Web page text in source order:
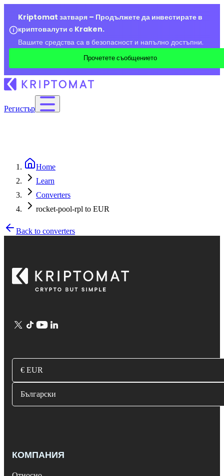
Kriptomat затваря – Продължете да инвестирате в
криптовалути с Kraken.
Вашите средства са в безопасност и напълно достъпни.
Прочетете съобщението
Регистър
Home
Learn
Converters
rocket-pool-rpl to EUR
Back to converters
€ EUR
Български
КОМПАНИЯ